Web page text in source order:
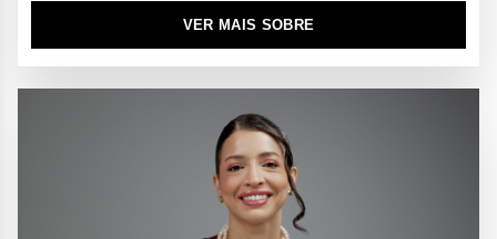
VER MAIS SOBRE